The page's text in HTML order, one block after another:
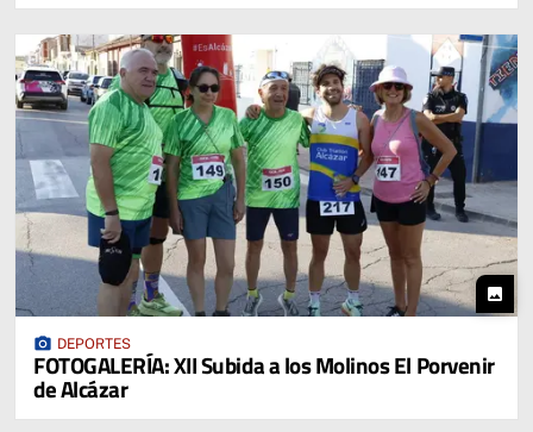
photo
photo_camera DEPORTES
FOTOGALERÍA: XII Subida a los Molinos El Porvenir
de Alcázar